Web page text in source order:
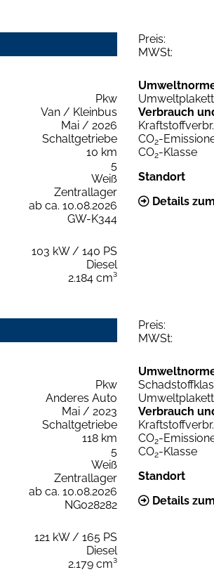
Preis:
MWSt:
Pkw
Van / Kleinbus
Mai / 2026
Schaltgetriebe
10 km
5
Weiß
Zentrallager
ab ca. 10.08.2026
GW-K344
103 kW / 140 PS
Diesel
2.184 cm³
Verbrauch
CO2-
CO2-Klasse
Standort
Details
Preis:
MWSt:
Pkw
Anderes Auto
Mai / 2023
Schaltgetriebe
118 km
5
Weiß
Zentrallager
ab ca. 10.08.2026
NG028282
121 kW / 165 PS
Diesel
2.179 cm³
Verbrauch
CO2-
CO2-Klasse
Standort
Details